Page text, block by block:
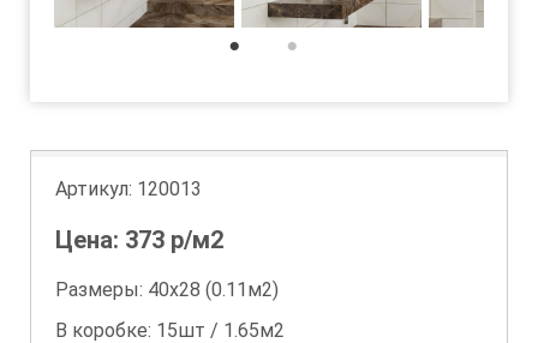
Артикул: 120013
Цена: 373 р/м2
Размеры: 40х28 (0.11м2)
В коробке: 15шт / 1.65м2